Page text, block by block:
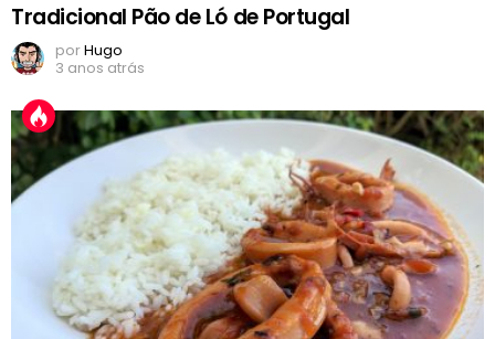
Tradicional Pão de Ló de Portugal
porHugo
3 anos atrás